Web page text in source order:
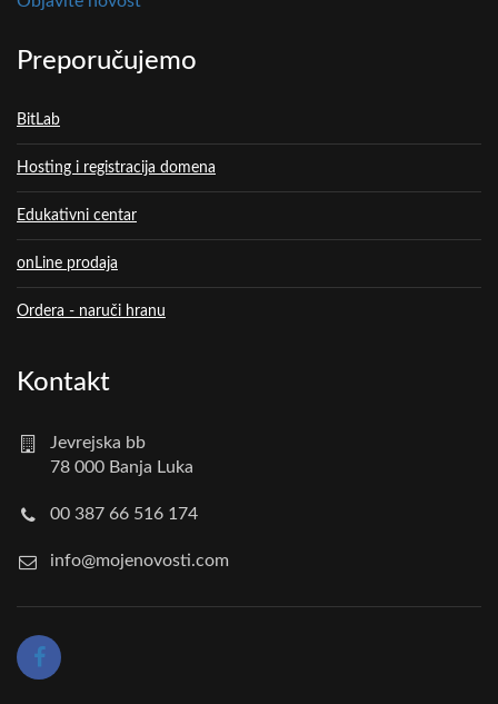
Preporučujemo
BitLab
Hosting i registracija domena
Edukativni centar
onLine prodaja
Ordera - naruči hranu
Kontakt
Jevrejska bb
78 000 Banja Luka
00 387 66 516 174
info@mojenovosti.com